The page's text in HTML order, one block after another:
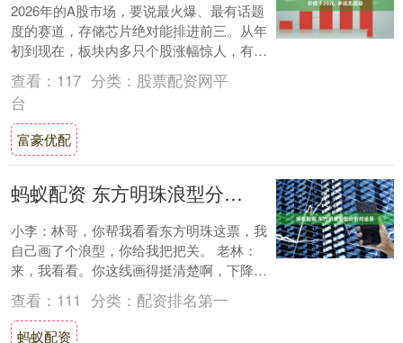
2026年的A股市场，要说最火爆、最有话题
度的赛道，存储芯片绝对能排进前三。从年
初到现在，板块内多只个股涨幅惊人，有的
甚至翻了好几倍，赚钱效应拉满。 就在散户
们....
查看： 117 分类： 股票配资网平
台
富豪优配
蚂蚁配资 东方明珠浪型分析对话录
小李：林哥，你帮我看看东方明珠这票，我
自己画了个浪型，你给我把把关。 老林：
来，我看看。你这线画得挺清楚啊，下降趋
势线也标了，1、2、3浪的雏形也都标上
了。先说....
查看： 111 分类： 配资排名第一
蚂蚁配资